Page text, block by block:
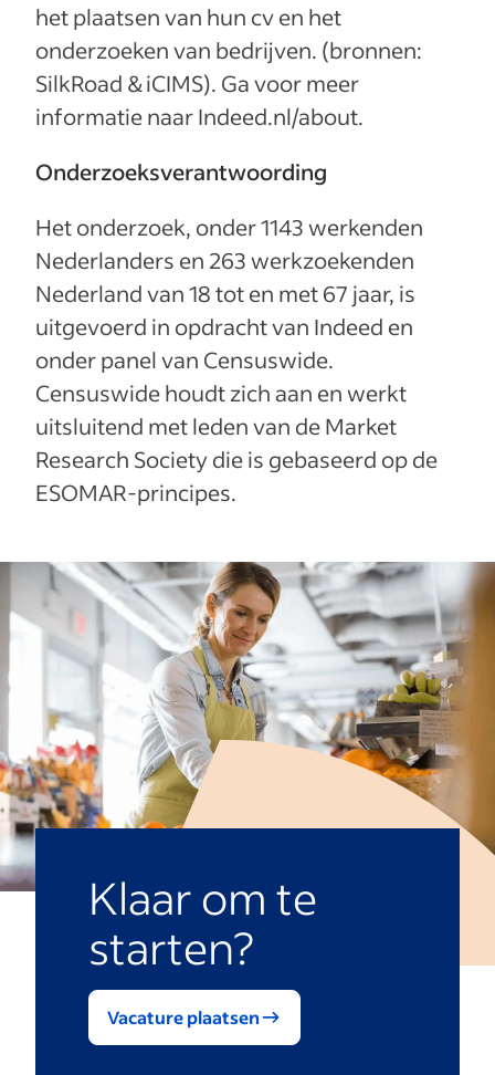
het plaatsen van hun cv en het
onderzoeken van bedrijven. (bronnen:
SilkRoad & iCIMS). Ga voor meer
informatie naar Indeed.nl/about.
Onderzoeksverantwoording
Het onderzoek, onder 1143 werkenden
Nederlanders en 263 werkzoekenden
Nederland van 18 tot en met 67 jaar, is
uitgevoerd in opdracht van Indeed en
onder panel van Censuswide.
Censuswide houdt zich aan en werkt
uitsluitend met leden van de Market
Research Society die is gebaseerd op de
ESOMAR-principes.
Klaar om te
starten?
Vacature plaatsen